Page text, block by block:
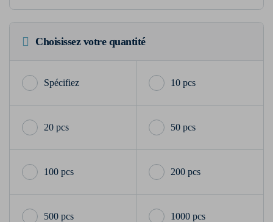
Choisissez votre quantité
10 pcs
20 pcs 50 pcs
100 pcs 200 pcs
500 pcs 1000 pcs